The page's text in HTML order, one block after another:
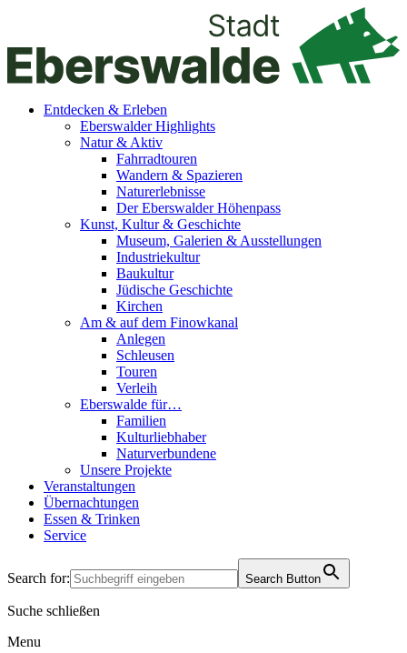
Entdecken & Erleben
Eberswalder Highlights
Natur & Aktiv
Fahrradtouren
Wandern & Spazieren
Naturerlebnisse
Der Eberswalder Höhenpass
Kunst, Kultur & Geschichte
Museum, Galerien & Ausstellungen
Industriekultur
Baukultur
Jüdische Geschichte
Kirchen
Am & auf dem Finowkanal
Anlegen
Schleusen
Touren
Verleih
Eberswalde für…
Familien
Kulturliebhaber
Naturverbundene
Unsere Projekte
Veranstaltungen
Übernachtungen
Essen & Trinken
Service
Search for: Search Button
Suche schließen
Menu